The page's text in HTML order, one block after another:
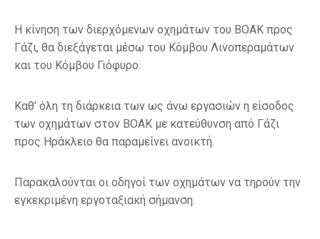
Η κίνηση των διερχόμενων οχημάτων του ΒΟΑΚ προς
Γάζι, θα διεξάγεται μέσω του Κόμβου Λινοπεραμάτων
και του Κόμβου Γιόφυρο.
Καθ’ όλη τη διάρκεια των ως άνω εργασιών η είσοδος
των οχημάτων στον ΒΟΑΚ με κατεύθυνση από Γάζι
προς Ηράκλειο θα παραμείνει ανοικτή.
Παρακαλούνται οι οδηγοί των οχημάτων να τηρούν την
εγκεκριμένη εργοταξιακή σήμανση.